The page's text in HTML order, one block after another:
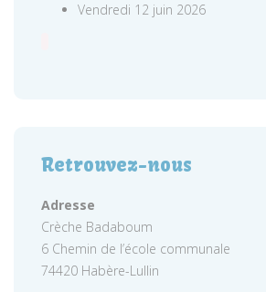
Vendredi 12 juin 2026
Retrouvez-nous
Adresse
Crèche Badaboum
6 Chemin de l’école communale
74420 Habère-Lullin